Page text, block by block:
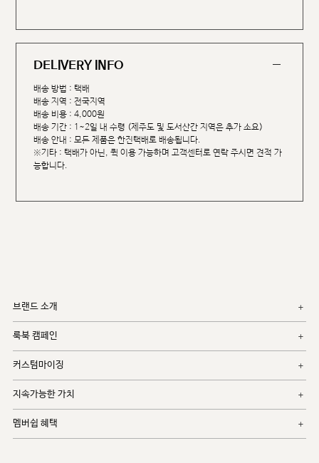
DELIVERY INFO
배송 방법 : 택배
배송 지역 : 전국지역
배송 비용 : 4,000원
배송 기간 : 1~2일 내 수령 (제주도 및 도서산간 지역은 추가 소요)
배송 안내 : 모든 제품은 한진택배로 배송됩니다.
※기타 : 택배가 아닌, 퀵 이용 가능하며 고객센터로 연락 주시면 견적 가
능합니다.
브랜드 소개
룩북 캠페인
커스텀마이징
지속가능한 가치
멤버쉽 혜택